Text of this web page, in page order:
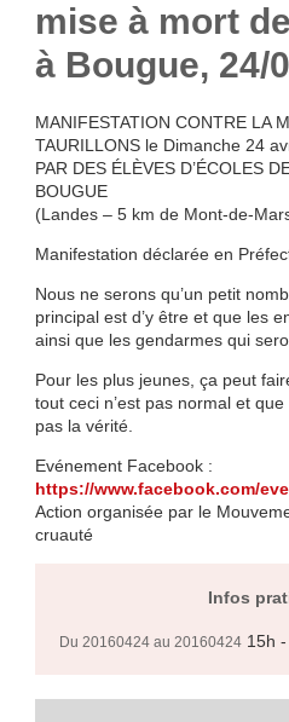
mise à mort
à Bougue, 24/
MANIFESTATION CONTRE LA
TAURILLONS le Dimanche 24
PAR DES ÉLÈVES D’ÉCOLES
BOUGUE
(Landes – 5 km de Mont-de-
Manifestation déclarée en
Nous ne serons qu’un petit
principal est d’y être et que les
ainsi que les gendarmes qui
Pour les plus jeunes, ça peut
tout ceci n’est pas normal et
pas la vérité.
Evénement Facebook :
https://www.facebook.com/
Action organisée par le
cruauté
Infos
Du 20160424 au 2016042415h -